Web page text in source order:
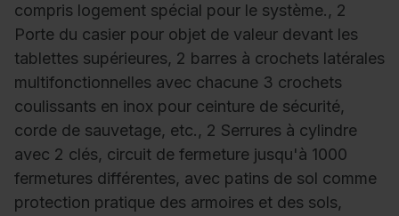
compris logement spécial pour le système., 2
Porte du casier pour objet de valeur devant les
tablettes supérieures, 2 barres à crochets latérales
multifonctionnelles avec chacune 3 crochets
coulissants en inox pour ceinture de sécurité,
corde de sauvetage, etc., 2 Serrures à cylindre
avec 2 clés, circuit de fermeture jusqu'à 1000
fermetures différentes, avec patins de sol comme
protection pratique des armoires et des sols,